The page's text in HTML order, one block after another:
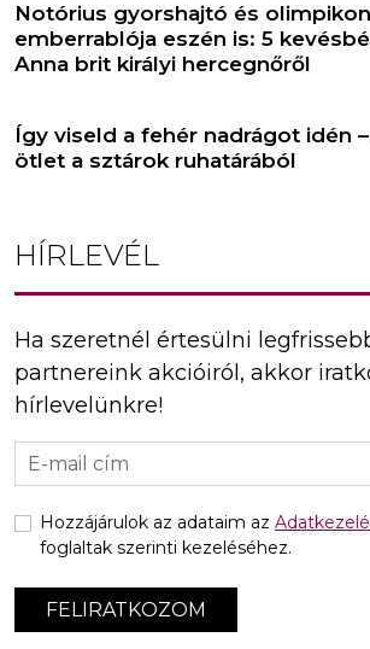
Notórius gyorshajtó és
emberrablója eszén is: 5
Anna brit királyi hercegnőről
Így viseld a fehér nadrágot idén
ötlet a sztárok ruhatárából
HÍRLEVÉL
Ha szeretnél értesülni
partnereink akcióiról, akkor
hírlevelünkre!
FELIRATKOZOM
Hozzájárulok az adataim az
foglaltak szerinti kezeléséhez.